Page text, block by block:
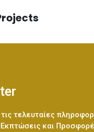
τελευταίες
και